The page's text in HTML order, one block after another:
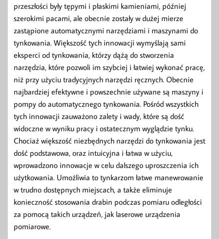
przeszłości były tępymi i płaskimi kamieniami, później
szerokimi pacami, ale obecnie zostały w dużej mierze
zastąpione automatycznymi narzędziami i maszynami do
tynkowania. Większość tych innowacji wymyślają sami
eksperci od tynkowania, którzy dążą do stworzenia
narzędzia, które pozwoli im szybciej i łatwiej wykonać pracę,
niż przy użyciu tradycyjnych narzędzi ręcznych. Obecnie
najbardziej efektywne i powszechnie używane są maszyny i
pompy do automatycznego tynkowania. Pośród wszystkich
tych innowacji zauważono zalety i wady, które są dość
widoczne w wyniku pracy i ostatecznym wyglądzie tynku.
Chociaż większość niezbędnych narzędzi do tynkowania jest
dość podstawowa, oraz intuicyjna i łatwa w użyciu,
wprowadzono innowacje w celu dalszego uproszczenia ich
użytkowania. Umożliwia to tynkarzom łatwe manewrowanie
w trudno dostępnych miejscach, a także eliminuje
konieczność stosowania drabin podczas pomiaru odległości
za pomocą takich urządzeń, jak laserowe urządzenia
pomiarowe.